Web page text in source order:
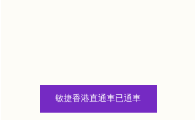
敏捷香港直通車已通車